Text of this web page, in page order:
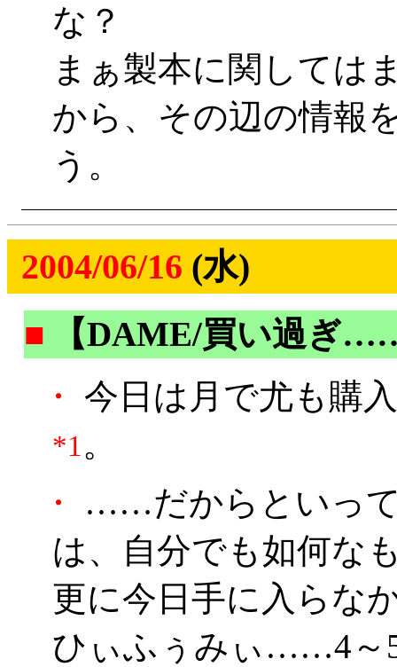
な？
まぁ製本に関しては
から、その辺の情報
う。
2004/06/16 (水)
■
【DAME/買い過ぎ
・
今日は月で尤も購
*1。
・
……だからといって
は、自分でも如何な
更に今日手に入らな
ひぃふぅみぃ……4～